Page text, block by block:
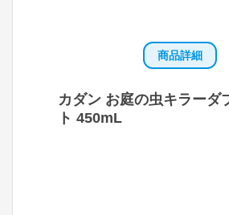
商品詳細
カダン お庭の虫キラーダ
ト 450mL